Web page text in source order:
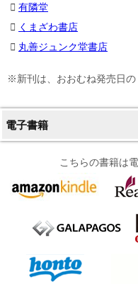
有隣堂
くまざわ書店
丸善ジュンク堂書店
※新刊は、おおむね発売日
電子書籍
こちらの書籍は